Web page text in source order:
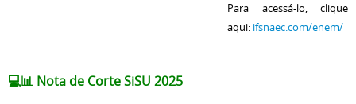
Para acessá-lo, clique
aqui: ifsnaec.com/enem/
💻📊 Nota de Corte SiSU 2025